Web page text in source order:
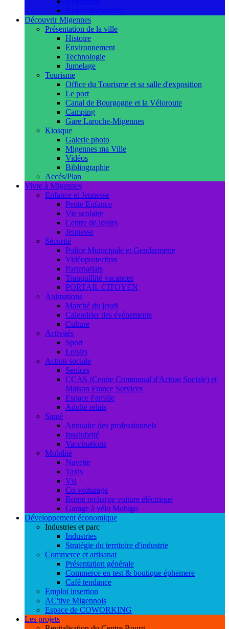
Découvrir Migennes
Présentation de la ville
Histoire
Environnement
Technologie
Jumelage
Tourisme
Office du Tourisme et sa salle d'exposition
Le port
Canal de Bourgogne et la Véloroute
Camping
Gare Laroche-Migennes
Kiosque
Galerie photo
Migennes ma Ville
Vidéos
Bibliographie
Accés/Plan
Vivre à Migennes
Enfance et Jeunesse
Petite Enfance
Vie scolaire
Centre de loisirs
Jeunesse
Sécurité
Police Municipale et Gendarmerie
Vidéoprotection
Partenariats
Tranquillité vacances
PORTAIL CITOYEN
Animations
Marché du jeudi
Calendrier des événements
Culture
Activités
Sport
Loisirs
Action sociale
Seniors
CCAS (Centre Communal d'Action Sociale) et
Maison France Services
Espace Famille
Adulte relais
Santé
Annuaire des professionnels
Insalubrité
Vaccinations
Mobilité
Navette
Taxis
Vsl
Co-voiturage
Borne recharge voiture éléctrique
Garage à vélo Mobigo
Développement économique
Industries et parc
Industries
Stratégie du territoire d'industrie
Commerce et artisanat
Présentation générale
Commerce en test & boutique éphemere
Café tendance
Emploi insertion
AC'tive Migennois
Espace de COWORKING
Les projets